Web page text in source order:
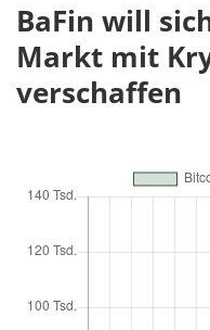
BaFin will
Markt mit
verschaffen